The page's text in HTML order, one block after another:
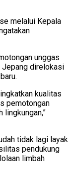
melalui Kepala
unggas
Jepang direlokasi
kualitas
pemotongan
lingkungan,”
tidak lagi layak
pendukung
limbah